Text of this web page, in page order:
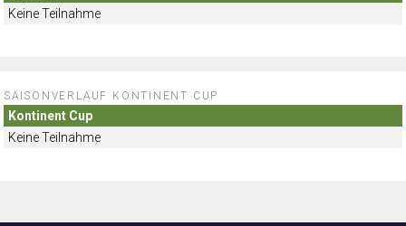
Keine Teilnahme
SAISONVERLAUF KONTINENT CUP
Kontinent Cup
Keine Teilnahme